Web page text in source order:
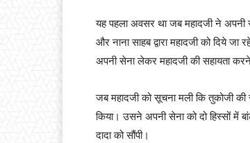
यह पहला अवसर था जब महादजी ने अपनी
और नाना साहब द्वारा महादजी को दिये
अपनी सेना लेकर महादजी की सहायता
जब महादजी को सूचना मली कि तुकोजी
किया। उसने अपनी सेना को दो हिस्सों में
दादा को सौंपी।